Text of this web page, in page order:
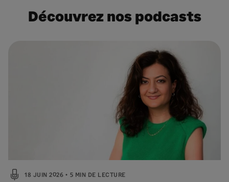
Découvrez nos podcasts
18 JUIN 2026 5 MIN DE LECTURE